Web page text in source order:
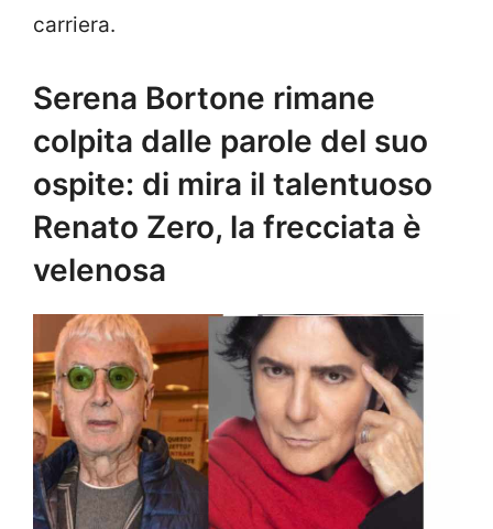
carriera.
Serena Bortone rimane
colpita dalle parole del suo
ospite: di mira il talentuoso
Renato Zero, la frecciata è
velenosa